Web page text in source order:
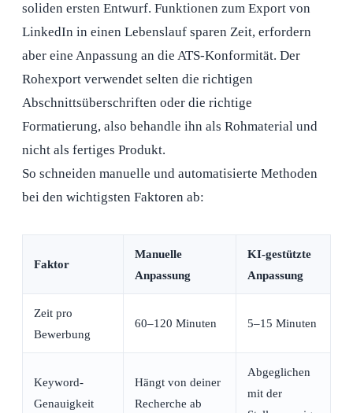
soliden ersten Entwurf. Funktionen zum Export von
LinkedIn in einen Lebenslauf sparen Zeit, erfordern
aber eine Anpassung an die ATS-Konformität. Der
Rohexport verwendet selten die richtigen
Abschnittsüberschriften oder die richtige
Formatierung, also behandle ihn als Rohmaterial und
nicht als fertiges Produkt.
So schneiden manuelle und automatisierte Methoden
bei den wichtigsten Faktoren ab:
Faktor
Manuelle
Anpassung
KI-gestützte
Anpassung
Zeit pro
Bewerbung
60–120 Minuten 5–15 Minuten
Keyword-
Genauigkeit
Hängt von deiner
Recherche ab
Abgeglichen
mit der